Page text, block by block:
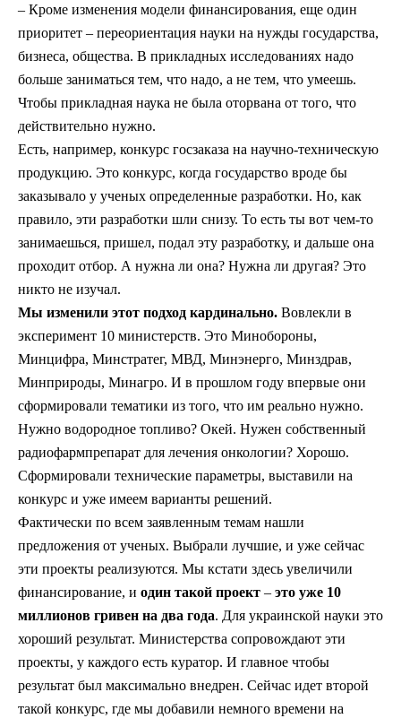
– Кроме изменения модели финансирования, еще один
приоритет – переориентация науки на нужды государства,
бизнеса, общества. В прикладных исследованиях надо
больше заниматься тем, что надо, а не тем, что умеешь.
Чтобы прикладная наука не была оторвана от того, что
действительно нужно.
Есть, например, конкурс госзаказа на научно-техническую
продукцию. Это конкурс, когда государство вроде бы
заказывало у ученых определенные разработки. Но, как
правило, эти разработки шли снизу. То есть ты вот чем-то
занимаешься, пришел, подал эту разработку, и дальше она
проходит отбор. А нужна ли она? Нужна ли другая? Это
никто не изучал.
Мы изменили этот подход кардинально. Вовлекли в
эксперимент 10 министерств. Это Минобороны,
Минцифра, Минстратег, МВД, Минэнерго, Минздрав,
Минприроды, Минагро. И в прошлом году впервые они
сформировали тематики из того, что им реально нужно.
Нужно водородное топливо? Окей. Нужен собственный
радиофармпрепарат для лечения онкологии? Хорошо.
Сформировали технические параметры, выставили на
конкурс и уже имеем варианты решений.
Фактически по всем заявленным темам нашли
предложения от ученых. Выбрали лучшие, и уже сейчас
эти проекты реализуются. Мы кстати здесь увеличили
финансирование, и один такой проект – это уже 10
миллионов гривен на два года. Для украинской науки это
хороший результат. Министерства сопровождают эти
проекты, у каждого есть куратор. И главное чтобы
результат был максимально внедрен. Сейчас идет второй
такой конкурс, где мы добавили немного времени на